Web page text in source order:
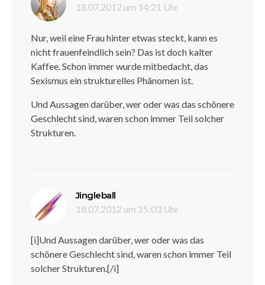
18.07.2012 um 14:21 Uhr
Nur, weil eine Frau hinter etwas steckt, kann es
nicht frauenfeindlich sein? Das ist doch kalter
Kaffee. Schon immer wurde mitbedacht, das
Sexismus ein strukturelles Phänomen ist.
Und Aussagen darüber, wer oder was das schönere
Geschlecht sind, waren schon immer Teil solcher
Strukturen.
Jingleball
18.07.2012 um 15:03 Uhr
[i]Und Aussagen darüber, wer oder was das
schönere Geschlecht sind, waren schon immer Teil
solcher Strukturen.[/i]